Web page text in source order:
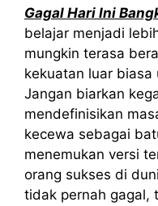
Gagal Hari Ini
belajar menjadi
mungkin terasa
kekuatan luar
Jangan biarkan
mendefinisikan
kecewa sebagai
menemukan versi
orang sukses di
tidak pernah gagal,